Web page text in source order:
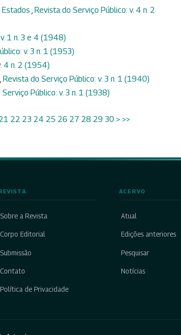
Estados , Revista do Serviço Público: v. 4 n. 2
1 n. 3 e 4 (1948)
v. 3 n. 1 (1953)
4 n. 2 (1954)
, Revista do Serviço Público: v. 3 n. 1 (1940)
Serviço Público: v. 3 n. 1 (1938)
22 23 24 25 26 27 28 29 30 > >>
Sobre a Revista
Corpo Editorial
Submissão
Contato
Política de Privacidade
ACERVO
Atual
Edições anteriores
Pesquisar
Notícias